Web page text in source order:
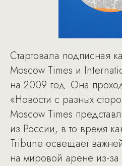
Стартовала подписная
Moscow Times и
на 2009 год. Она
«Новости с разных
Moscow Times
из России, в то время
Tribune освещает
на мировой арене из-за